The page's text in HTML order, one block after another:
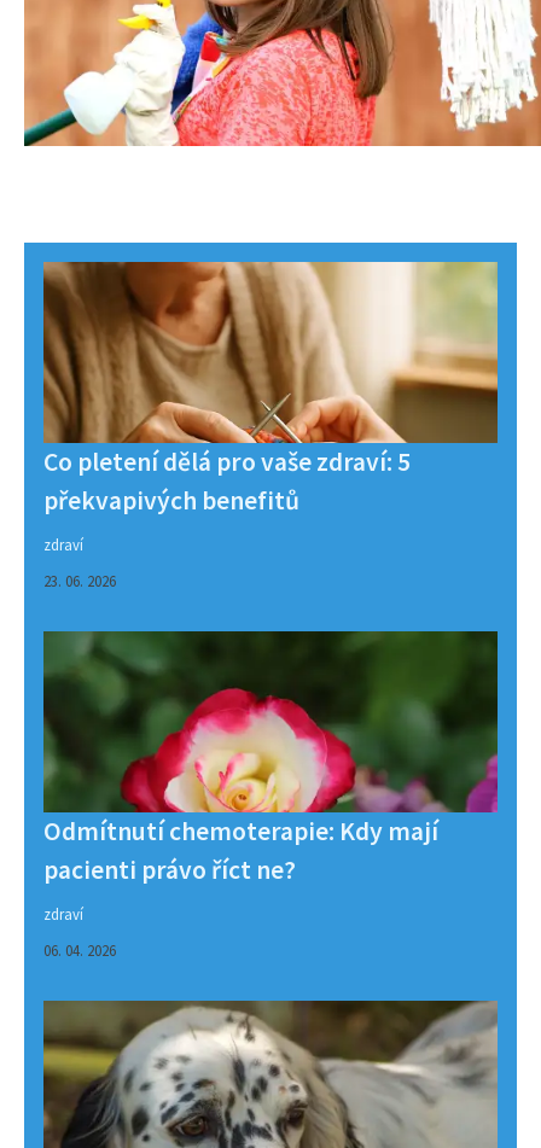
Co pletení dělá pro vaše zdraví: 5
překvapivých benefitů
zdraví
23. 06. 2026
Odmítnutí chemoterapie: Kdy mají
pacienti právo říct ne?
zdraví
06. 04. 2026